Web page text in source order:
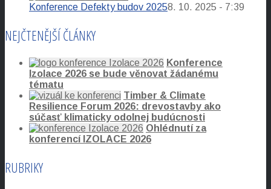
Konference Defekty budov 20258. 10. 2025 - 7:39
NEJČTENĚJŠÍ ČLÁNKY
Konference
Izolace 2026 se bude věnovat žádanému
tématu
Timber & Climate
Resilience Forum 2026: drevostavby ako
súčasť klimaticky odolnej budúcnosti
Ohlédnutí za
konferencí IZOLACE 2026
RUBRIKY